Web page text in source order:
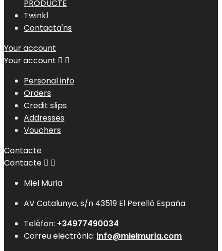
PRODUCTE
Twinkl
Contacta'ns
Your account
Your account  
Personal info
Orders
Credit slips
Addresses
Vouchers
Contacte
Contacte  
Miel Muria
AV Catalunya, s/n 43519 El Perelló España
Telèfon: +34977490034
Correu electrònic: info@mielmuria.com